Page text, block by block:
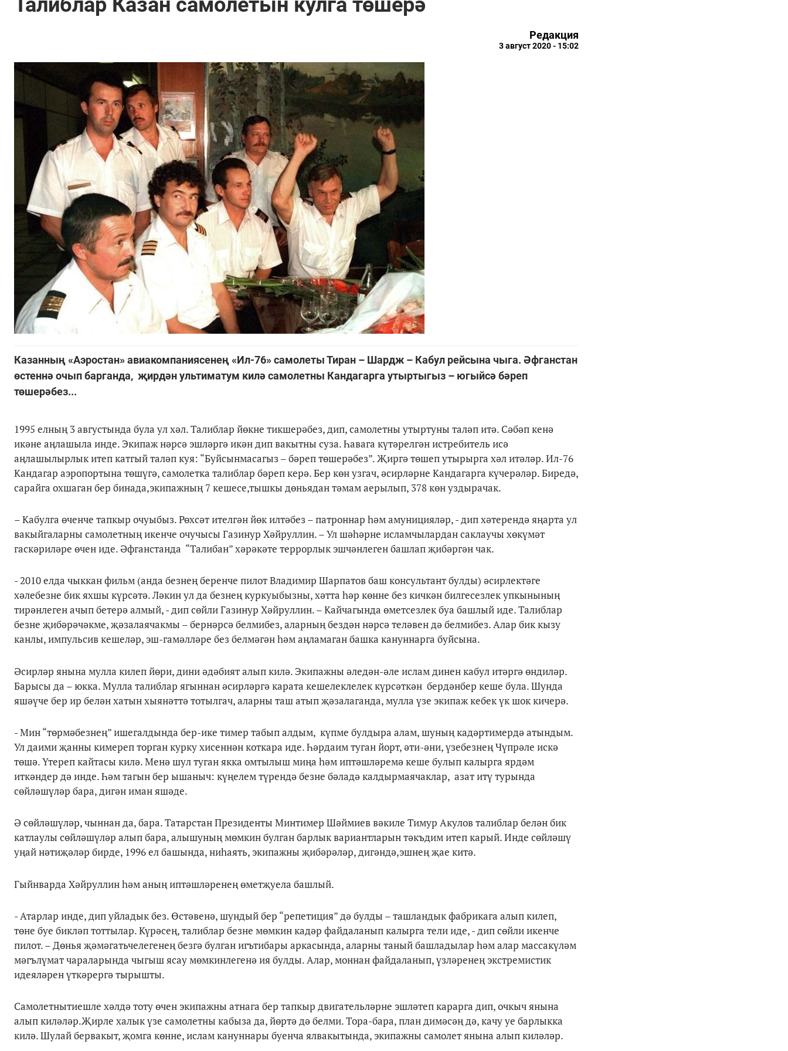
Редакция
3 август 2020 - 15:02
Казанның «Аэростан» авиакомпаниясенең «Ил-76» самолеты Тиран – Шардж – Кабул рейсына чыга. Әфганстан
өстеннә очып барганда, җирдән ультиматум килә самолетны Кандагарга утыртыгыз – югыйсә бәреп
төшерәбез...
1995 елның 3 августында була ул хәл. Талиблар йөкне тикшерәбез, дип, самолетны утыртуны таләп итә. Сәбәп кенә
икәне аңлашыла инде. Экипаж нәрсә эшләргә икән дип вакытны суза. Һавага күтәрелгән истребитель исә
аңлашылырлык итеп катгый таләп куя: “Буйсынмасагыз – бәреп төшерәбез”. Җиргә төшеп утырырга хәл итәләр. Ил-76
Кандагар аэропортына төшүгә, самолетка талиблар бәреп керә. Бер көн узгач, әсирләрне Кандагарга күчерәләр. Биредә,
сарайга охшаган бер бинада,экипажның 7 кешесе,тышкы дөньядан тәмам аерылып, 378 көн уздырачак.
– Кабулга өченче тапкыр очуыбыз. Рөхсәт ителгән йөк илтәбез – патроннар һәм амуницияләр, - дип хәтерендә яңарта ул
вакыйгаларны самолетның икенче очучысы Газинур Хәйруллин. – Ул шәһәрне исламчылардан саклаучы хөкүмәт
гаскәриләре өчен иде. Әфганстанда “Талибан” хәрәкәте террорлык эшчәнлеген башлап җибәргән чак.
- 2010 елда чыккан фильм (анда безнең беренче пилот Владимир Шарпатов баш консультант булды) әсирлектәге
хәлебезне бик яхшы күрсәтә. Ләкин ул да безнең куркуыбызны, хәтта һәр көнне без кичкән билгесезлек упкынының
тирәнлеген ачып бетерә алмый, - дип сөйли Газинур Хәйруллин. – Кайчагында өметсезлек буа башлый иде. Талиблар
безне җибәрәчәкме, җәзалаячакмы – бернәрсә белмибез, аларның бездән нәрсә теләвен дә белмибез. Алар бик кызу
канлы, импульсив кешеләр, эш-гамәлләре без белмәгән һәм аңламаган башка кануннарга буйсына.
Әсирләр янына мулла килеп йөри, дини әдәбият алып килә. Экипажны әледән-әле ислам динен кабул итәргә өндиләр.
Барысы да – юкка. Мулла талиблар ягыннан әсирләргә карата кешелеклелек күрсәткән бердәнбер кеше була. Шунда
яшәүче бер ир белән хатын хыянәттә тотылгач, аларны таш атып җәзалаганда, мулла үзе экипаж кебек үк шок кичерә.
- Мин “төрмәбезнең” ишегалдында бер-ике тимер табып алдым, күпме булдыра алам, шуның кадәртимердә атындым.
Ул даими җанны кимереп торган курку хисеннән коткара иде. Һәрдаим туган йорт, әти-әни, үзебезнең Чүпрәле искә
төшә. Үтереп кайтасы килә. Менә шул туган якка омтылыш миңа һәм иптәшләремә кеше булып калырга ярдәм
иткәндер дә инде. Һәм тагын бер ышаныч: күңелем түрендә безне бәладә калдырмаячаклар, азат итү турында
сөйләшүләр бара, дигән иман яшәде.
Ә сөйләшүләр, чыннан да, бара. Татарстан Президенты Минтимер Шәймиев вәкиле Тимур Акулов талиблар белән бик
катлаулы сөйләшүләр алып бара, алышуның мөмкин булган барлык вариантларын тәкъдим итеп карый. Инде сөйләшү
уңай нәтиҗәләр бирде, 1996 ел башында, ниһаять, экипажны җибәрәләр, дигәндә,эшнең җае китә.
Гыйнварда Хәйруллин һәм аның иптәшләренең өметҗуела башлый.
- Атарлар инде, дип уйладык без. Өстәвенә, шундый бер “репетиция” дә булды – ташландык фабрикага алып килеп,
төне буе бикләп тоттылар. Күрәсең, талиблар безне мөмкин кадәр файдаланып калырга тели иде, - дип сөйли икенче
пилот. – Дөнья җәмәгатьчелегенең безгә булган игътибары аркасында, аларны таный башладылар һәм алар массакүләм
мәгълүмат чараларында чыгыш ясау мөмкинлегенә ия булды. Алар, моннан файдаланып, үзләренең экстремистик
идеяләрен үткәрергә тырышты.
Самолетнытиешле хәлдә тоту өчен экипажны атнага бер тапкыр двигательләрне эшләтеп карарга дип, очкыч янына
алып киләләр.Җирле халык үзе самолетны кабыза да, йөртә дә белми. Тора-бара, план димәсәң дә, качу уе барлыкка
килә. Шулай бервакыт, җомга көнне, ислам кануннары буенча ялвакытында, экипажны самолет янына алып киләләр.